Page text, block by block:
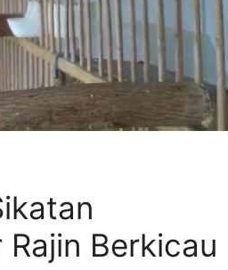
Berkicau